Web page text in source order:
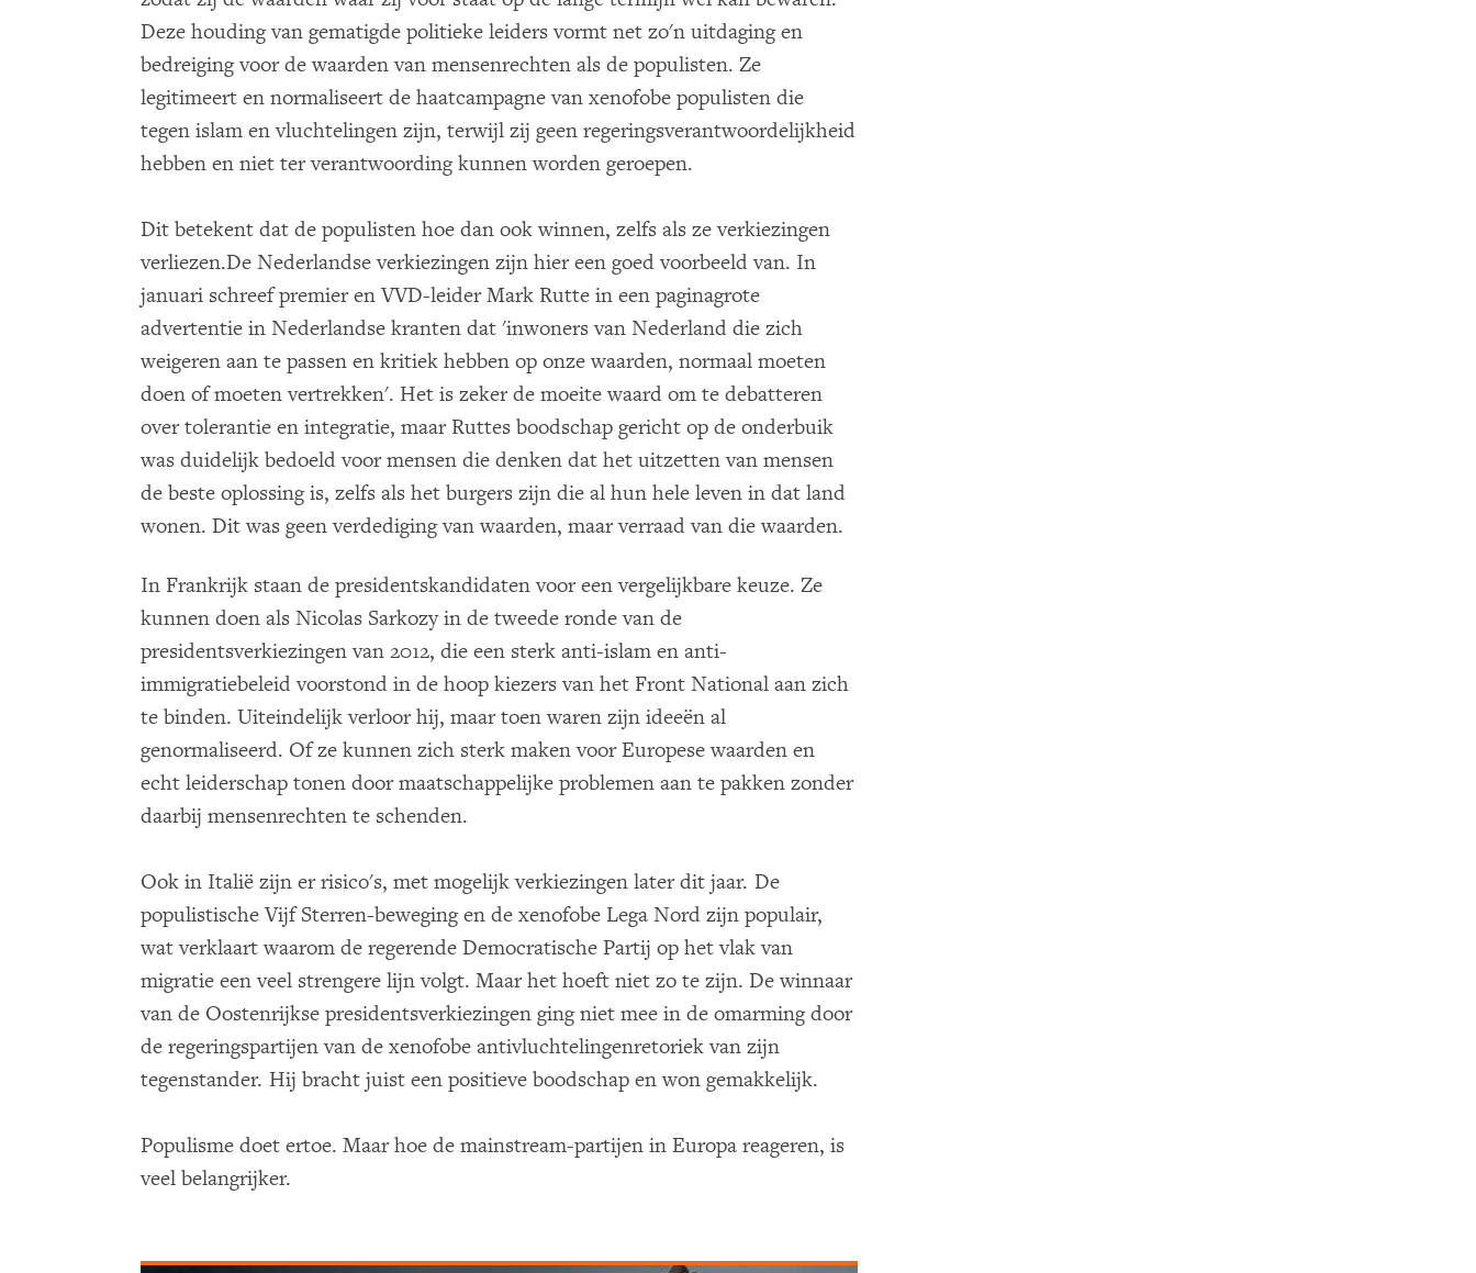
Deze houding van gematigde politieke leiders vormt net zo'n uitdaging en
bedreiging voor de waarden van mensenrechten als de populisten. Ze
legitimeert en normaliseert de haatcampagne van xenofobe populisten die
tegen islam en vluchtelingen zijn, terwijl zij geen regeringsverantwoordelijkheid
hebben en niet ter verantwoording kunnen worden geroepen.
Dit betekent dat de populisten hoe dan ook winnen, zelfs als ze verkiezingen
verliezen.De Nederlandse verkiezingen zijn hier een goed voorbeeld van. In
januari schreef premier en VVD-leider Mark Rutte in een paginagrote
advertentie in Nederlandse kranten dat 'inwoners van Nederland die zich
weigeren aan te passen en kritiek hebben op onze waarden, normaal moeten
doen of moeten vertrekken'. Het is zeker de moeite waard om te debatteren
over tolerantie en integratie, maar Ruttes boodschap gericht op de onderbuik
was duidelijk bedoeld voor mensen die denken dat het uitzetten van mensen
de beste oplossing is, zelfs als het burgers zijn die al hun hele leven in dat land
wonen. Dit was geen verdediging van waarden, maar verraad van die waarden.
In Frankrijk staan de presidentskandidaten voor een vergelijkbare keuze. Ze
kunnen doen als Nicolas Sarkozy in de tweede ronde van de
presidentsverkiezingen van 2012, die een sterk anti-islam en anti-
immigratiebeleid voorstond in de hoop kiezers van het Front National aan zich
te binden. Uiteindelijk verloor hij, maar toen waren zijn ideeën al
genormaliseerd. Of ze kunnen zich sterk maken voor Europese waarden en
echt leiderschap tonen door maatschappelijke problemen aan te pakken zonder
daarbij mensenrechten te schenden.
Ook in Italië zijn er risico's, met mogelijk verkiezingen later dit jaar. De
populistische Vijf Sterren-beweging en de xenofobe Lega Nord zijn populair,
wat verklaart waarom de regerende Democratische Partij op het vlak van
migratie een veel strengere lijn volgt. Maar het hoeft niet zo te zijn. De winnaar
van de Oostenrijkse presidentsverkiezingen ging niet mee in de omarming door
de regeringspartijen van de xenofobe antivluchtelingenretoriek van zijn
tegenstander. Hij bracht juist een positieve boodschap en won gemakkelijk.
Populisme doet ertoe. Maar hoe de mainstream-partijen in Europa reageren, is
veel belangrijker.